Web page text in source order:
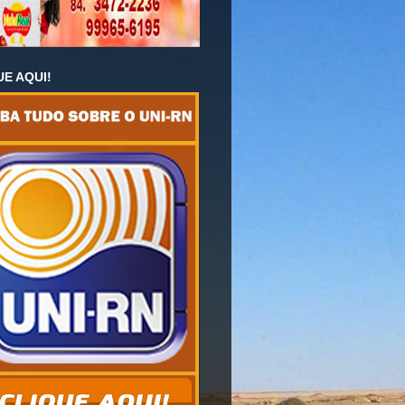
AQUI!